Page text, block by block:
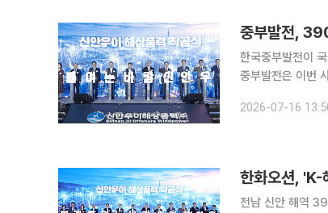
중부발전,
한국중부발전이
중부발전은 이번
및 관련 기업 관계
2026-07-16
한화오션, 'K-
전남 신안 해역